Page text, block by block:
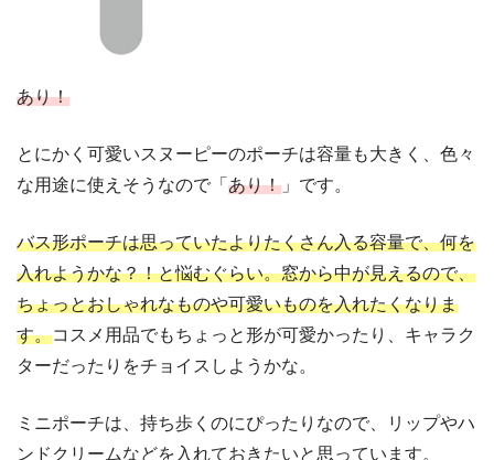
あり！
とにかく可愛いスヌーピーのポーチは容量も大きく、色々
な用途に使えそうなので「 あり！ 」です。
バス形ポーチは思っていたよりたくさん入る容量で、何を
入れようかな？！と悩むぐらい。窓から中が見えるので、
ちょっとおしゃれなものや可愛いものを入れたくなりま
す。コスメ用品でもちょっと形が可愛かったり、キャラク
ターだったりをチョイスしようかな。
ミニポーチは、持ち歩くのにぴったりなので、リップやハ
ンドクリームなどを入れておきたいと思っています。